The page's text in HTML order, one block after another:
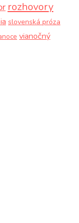
rozhovory
slovenská próza
vianočný